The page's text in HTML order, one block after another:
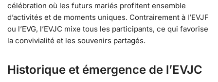
célébration où les futurs mariés profitent ensemble
d’activités et de moments uniques. Contrairement à l’EVJF
ou l’EVG, l’EVJC mixe tous les participants, ce qui favorise
la convivialité et les souvenirs partagés.
Historique et émergence de l’EVJC